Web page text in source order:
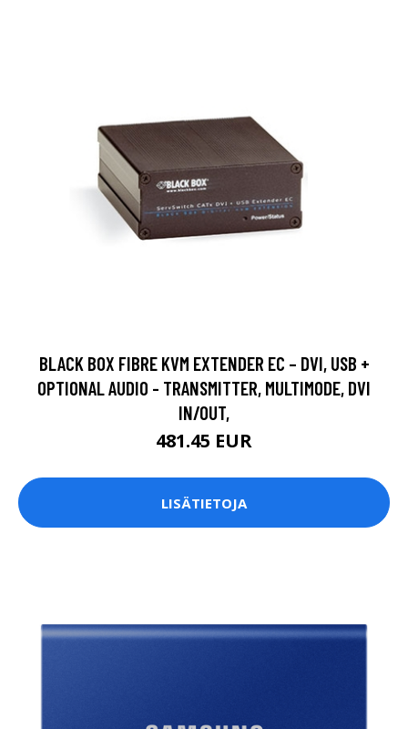
BLACK BOX FIBRE KVM EXTENDER EC – DVI, USB +
OPTIONAL AUDIO - TRANSMITTER, MULTIMODE, DVI
IN/OUT,
481.45 EUR
LISÄTIETOJA